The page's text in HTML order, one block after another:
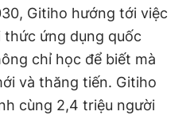
Gitiho hướng tới việc
ứng dụng quốc
chỉ học để biết mà
và thăng tiến. Gitiho
cùng 2,4 triệu người